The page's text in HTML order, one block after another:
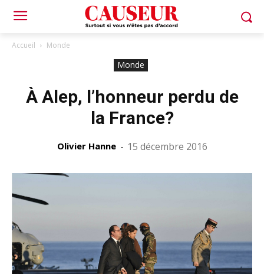
Accueil Monde
Monde
À Alep, l’honneur perdu de
la France?
Olivier Hanne - 15 décembre 2016